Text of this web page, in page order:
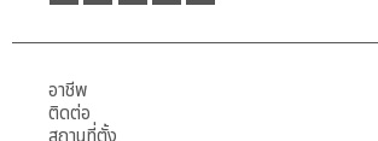
อาชีพ
ติดต่อ